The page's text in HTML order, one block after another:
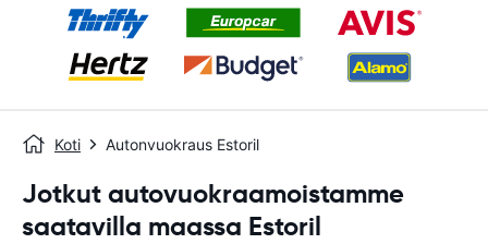
Koti Autonvuokraus Estoril
Jotkut autovuokraamoistamme
saatavilla maassa Estoril